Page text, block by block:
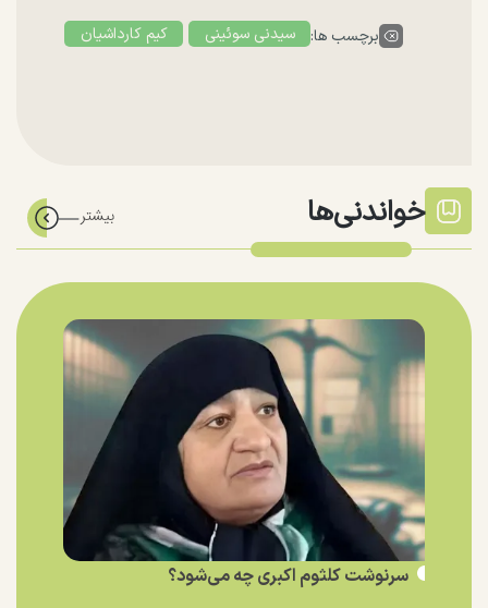
برچسب ها: سیدنی سوئینی کیم کارداشیان
خواندنی‌ها
سرنوشت کلثوم اکبری چه می‌شود؟